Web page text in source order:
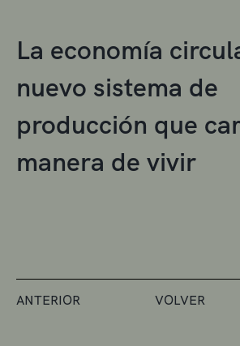
La economía
nuevo sistema de
producción que
manera de vivir
ANTERIOR VOLVER